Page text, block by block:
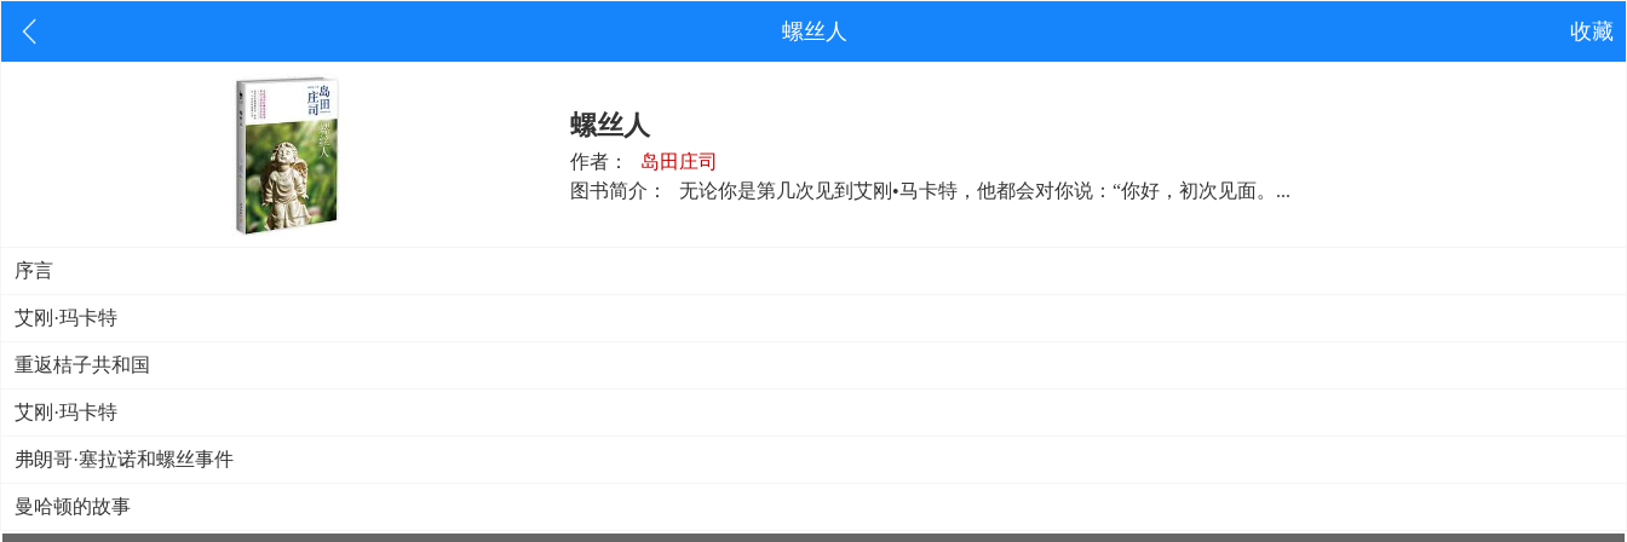
螺丝人 收藏
螺丝人
作者：
岛田庄司
图书简介：
无论你是第几次见到艾刚•马卡特，他都会对你说：“你好，初次见面。...
序言
艾刚·玛卡特
重返桔子共和国
艾刚·玛卡特
弗朗哥·塞拉诺和螺丝事件
曼哈顿的故事